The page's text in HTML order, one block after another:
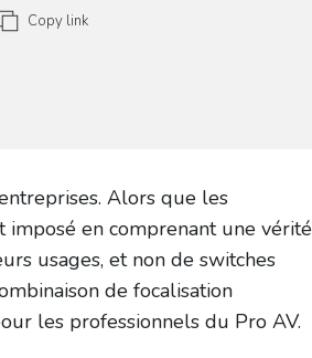
Copy link
Alors que les
imposé en comprenant une vérité
usages, et non de switches
de focalisation
les professionnels du Pro AV.